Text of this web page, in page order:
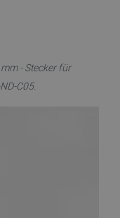
- Stecker für
C05.